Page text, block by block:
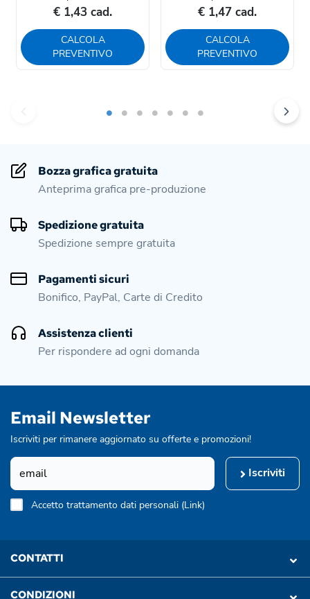
€ 1,43 cad.
CALCOLA
PREVENTIVO
€ 1,47 cad.
CALCOLA
PREVENTIVO
Bozza grafica gratuita
Anteprima grafica pre-produzione
Spedizione gratuita
Spedizione sempre gratuita
Pagamenti sicuri
Bonifico, PayPal, Carte di Credito
Assistenza clienti
Per rispondere ad ogni domanda
Email Newsletter
Iscriviti per rimanere aggiornato su offerte e promozioni!
Iscriviti
Accetto trattamento dati personali (Link)
CONTATTI
CONDIZIONI